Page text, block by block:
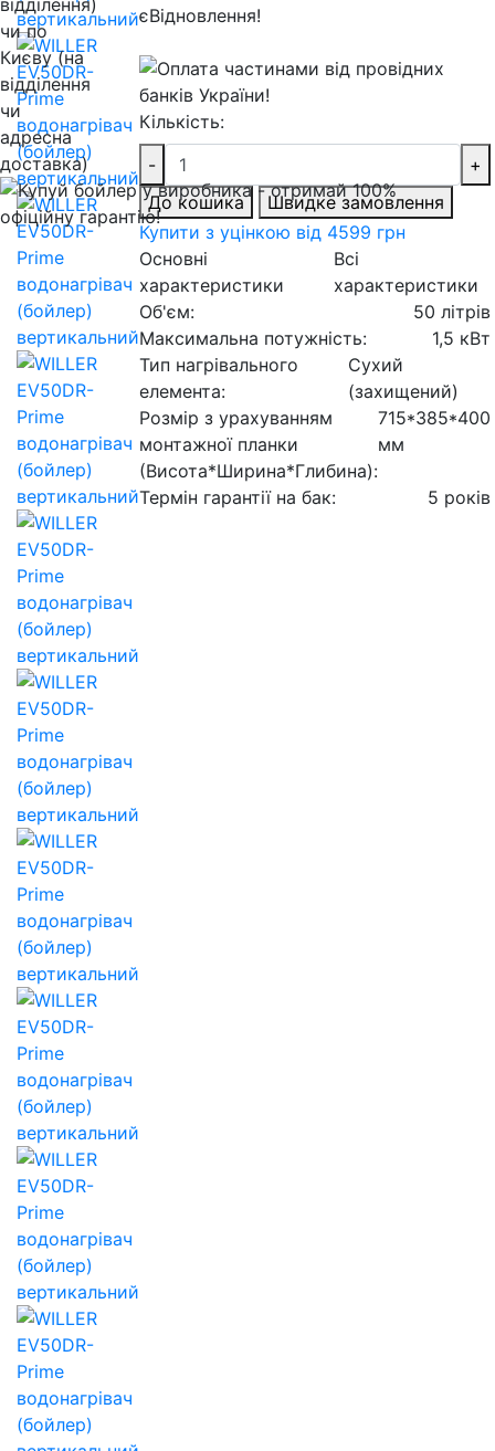
Основні
характеристики
Всі
характеристики
Об'єм:
50 літрів
Максимальна потужність:
1,5 кВт
Тип нагрівального
елемента:
Сухий
(захищений)
Розмір з урахуванням
монтажної планки
(Висота*Ширина*Глибина):
715*385*400
мм
Термін гарантії на бак: 5 років
Кількість:
-
+
До кошика
Швидке замовлення
Купити з уцінкою від 4599 грн